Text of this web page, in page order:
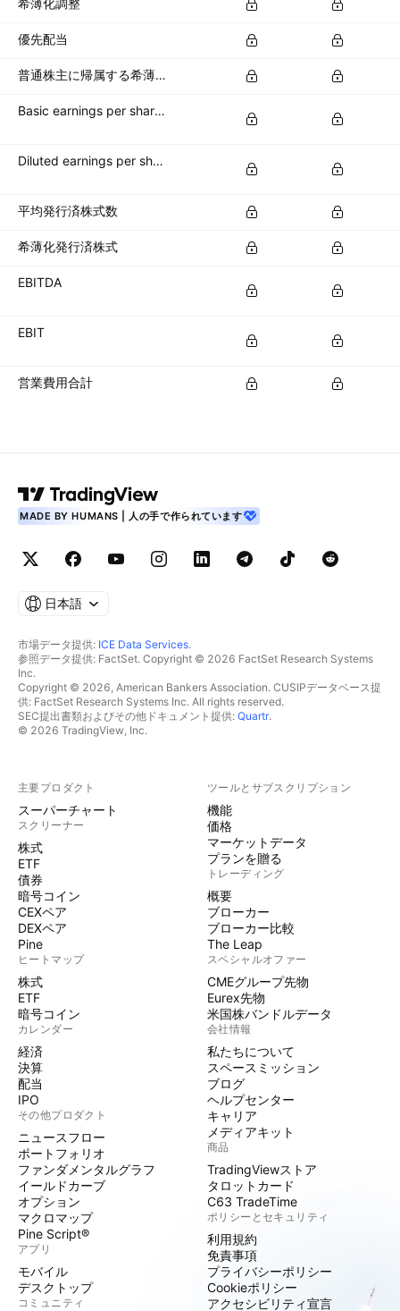
優先配当
普通株主に帰属する希薄化純利益
Basic earnings per share (basic EPS)
Diluted earnings per share (diluted EPS)
平均発行済株式数
希薄化発行済株式
EBITDA
EBIT
営業費用合計
MADE BY HUMANS | 人の手で作られています
日本語
市場データ提供: ICE Data Services.
参照データ提供: FactSet. Copyright © 2026 FactSet Research Systems
Inc.
Copyright © 2026, American Bankers Association. CUSIPデータベース提
供: FactSet Research Systems Inc. All rights reserved.
SEC提出書類およびその他ドキュメント提供: Quartr.
© 2026 TradingView, Inc.
主要プロダクト
スーパーチャート
スクリーナー
株式
ETF
債券
暗号コイン
CEXペア
DEXペア
Pine
ヒートマップ
株式
ETF
暗号コイン
カレンダー
経済
決算
配当
IPO
その他プロダクト
ニュースフロー
ポートフォリオ
ファンダメンタルグラフ
イールドカーブ
オプション
マクロマップ
Pine Script®
アプリ
モバイル
デスクトップ
コミュニティ
ツールとサブスクリプション
機能
価格
マーケットデータ
プランを贈る
トレーディング
概要
ブローカー
ブローカー比較
The Leap
スペシャルオファー
CMEグループ先物
Eurex先物
米国株バンドルデータ
会社情報
私たちについて
スペースミッション
ブログ
ヘルプセンター
キャリア
メディアキット
商品
TradingViewストア
タロットカード
C63 TradeTime
ポリシーとセキュリティ
利用規約
免責事項
プライバシーポリシー
Cookieポリシー
アクセシビリティ宣言